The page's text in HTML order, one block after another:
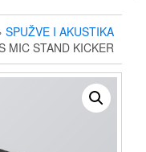
SPUŽVE I AKUSTIKA
MIC STAND KICKER